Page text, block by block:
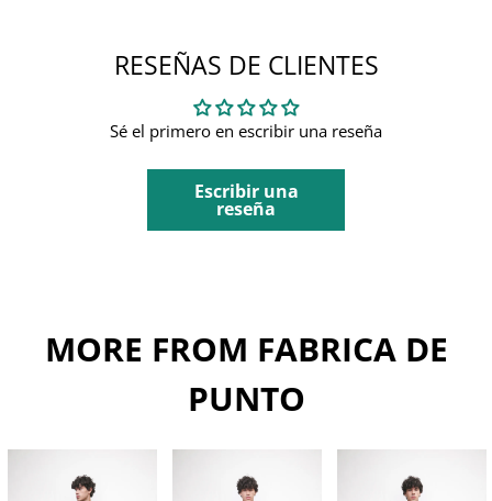
RESEÑAS DE CLIENTES
Sé el primero en escribir una reseña
Escribir una
reseña
MORE FROM FABRICA DE
PUNTO